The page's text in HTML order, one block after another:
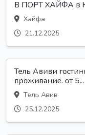
В ПОРТ ХАЙФА в
Хайфа
21.12.2025
Тель Авиви
проживание. от 5...
Тель Авив
25.12.2025